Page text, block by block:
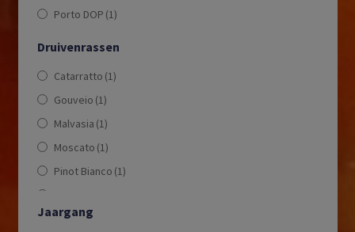
Porto DOP (1)
Druivenrassen
Catarratto (1)
Gouveio (1)
Malvasia (1)
Moscato (1)
Pinot Bianco (1)
Rabigato
Jaargang